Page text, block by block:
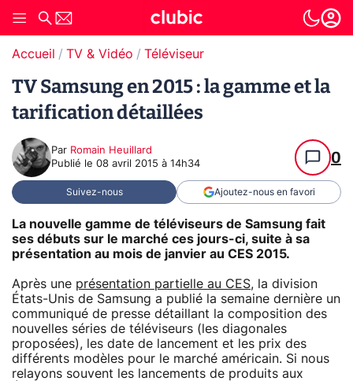
Accueil TV & Vidéo Téléviseur
TV Samsung en 2015 : la gamme et la
tarification détaillées
Par Romain Heuillard
Publié le 08 avril 2015 à 14h34 0
Suivez-nous Ajoutez-nous en favori
La nouvelle gamme de téléviseurs de Samsung fait
ses débuts sur le marché ces jours-ci, suite à sa
présentation au mois de janvier au CES 2015.
Après une présentation partielle au CES, la division
États-Unis de Samsung a publié la semaine dernière un
communiqué de presse détaillant la composition des
nouvelles séries de téléviseurs (les diagonales
proposées), les date de lancement et les prix des
différents modèles pour le marché américain. Si nous
relayons souvent les lancements de produits aux